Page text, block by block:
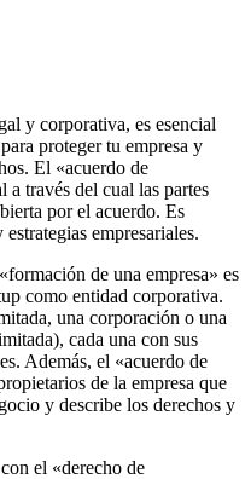
y corporativa, es esencial
proteger tu empresa y
El «acuerdo de
través del cual las partes
por el acuerdo. Es
empresariales.
de una empresa» es
como entidad corporativa.
una corporación o una
cada una con sus
Además, el «acuerdo de
de la empresa que
y describe los derechos y
el «derecho de